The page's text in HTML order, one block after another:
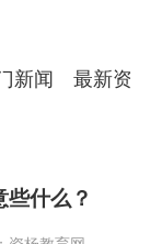
新闻 最新资
什么？